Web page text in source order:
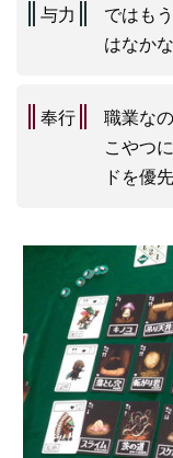
与力
では
はなか
奉行
職業な
こやつ
ドを優